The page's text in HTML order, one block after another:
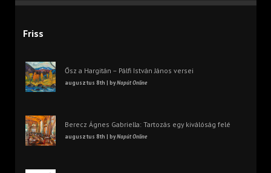
Friss
Ősz a Hargitán – Pálfi István János versei
augusztus 8th | byNapút Online
Berecz Ágnes Gabriella: Tartozás egy kiválóság felé
augusztus 8th | byNapút Online